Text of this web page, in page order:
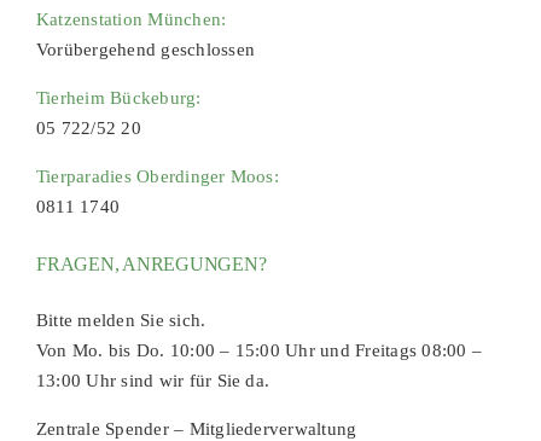
Katzenstation München:
Vorübergehend geschlossen
Tierheim Bückeburg:
05 722/52 20
Tierparadies Oberdinger Moos:
0811 1740
FRAGEN, ANREGUNGEN?
Bitte melden Sie sich.
Von Mo. bis Do. 10:00 – 15:00 Uhr und Freitags 08:00 –
13:00 Uhr sind wir für Sie da.
Zentrale Spender – Mitgliederverwaltung